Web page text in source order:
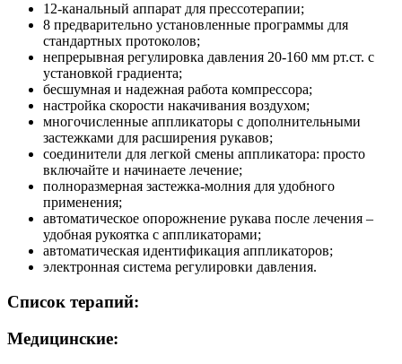
12-канальный аппарат для прессотерапии;
8 предварительно установленные программы для
стандартных протоколов;
непрерывная регулировка давления 20-160 мм рт.ст. с
установкой градиента;
бесшумная и надежная работа компрессора;
настройка скорости накачивания воздухом;
многочисленные аппликаторы с дополнительными
застежками для расширения рукавов;
соединители для легкой смены аппликатора: просто
включайте и начинаете лечение;
полноразмерная застежка-молния для удобного
применения;
автоматическое опорожнение рукава после лечения –
удобная рукоятка с аппликаторами;
автоматическая идентификация аппликаторов;
электронная система регулировки давления.
Список терапий:
Медицинские: